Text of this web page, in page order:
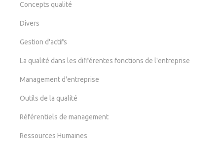
Concepts qualité
Divers
Gestion d'actifs
La qualité dans les différentes fonctions de l'entreprise
Management d'entreprise
Outils de la qualité
Référentiels de management
Ressources Humaines